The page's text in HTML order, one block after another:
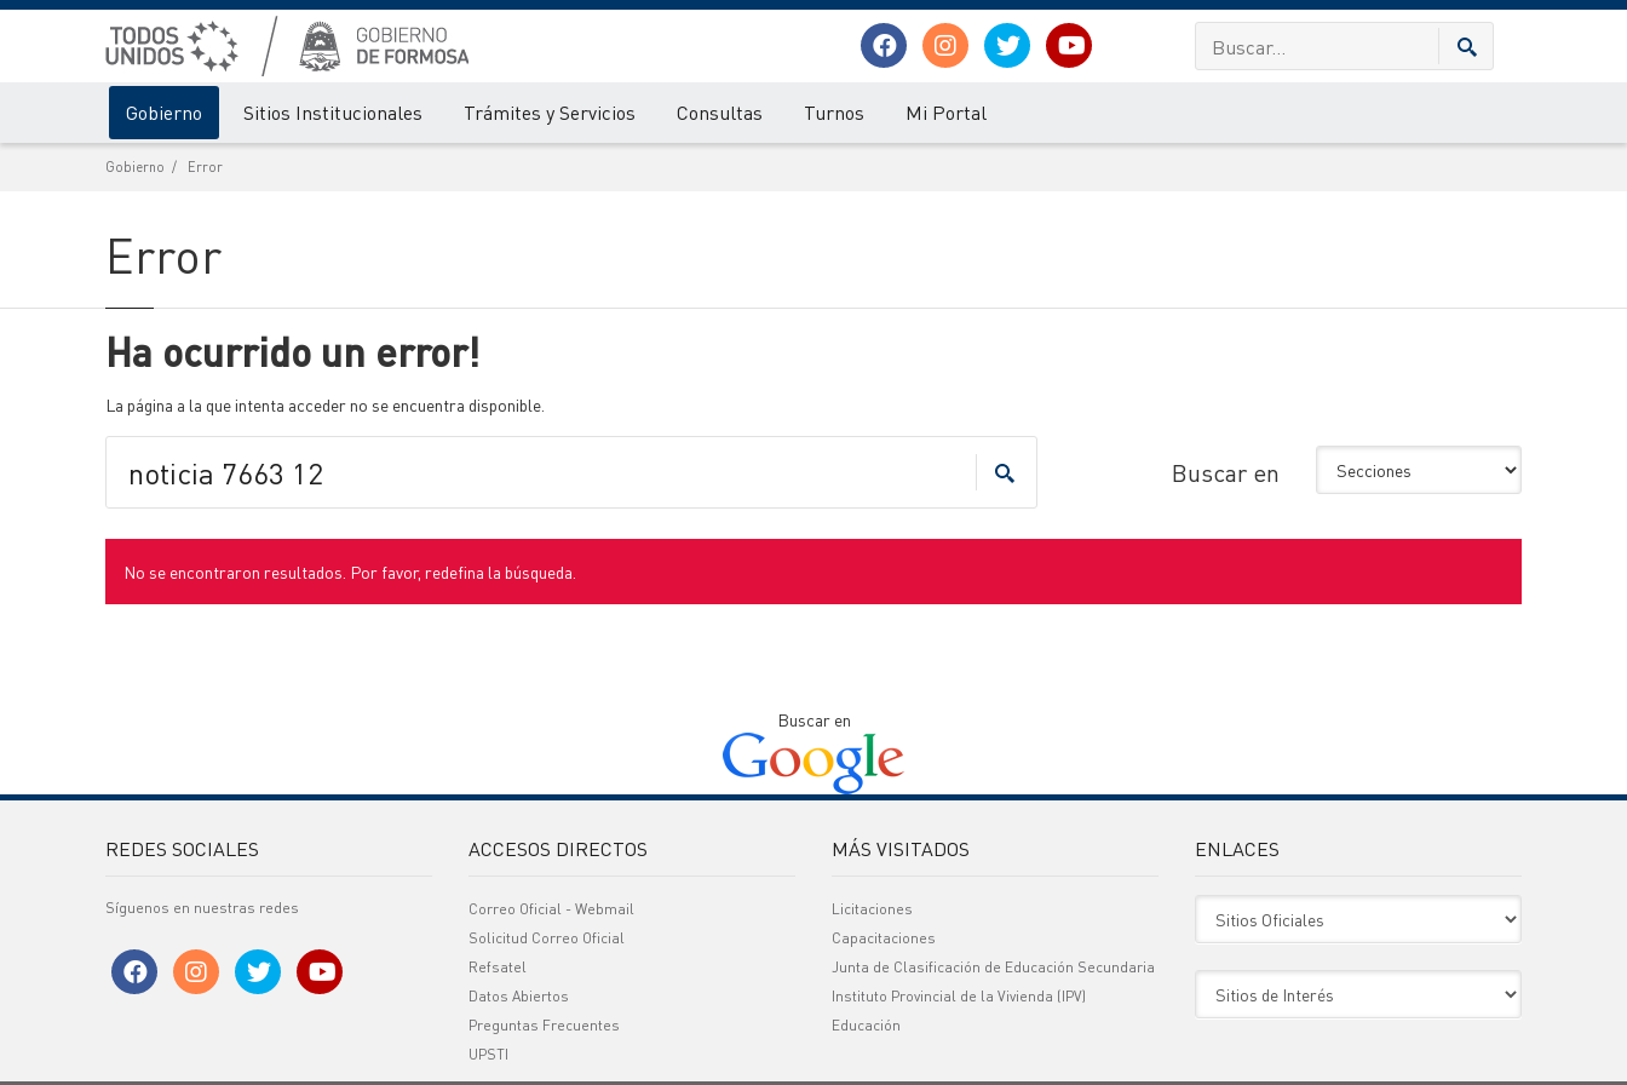
Gobierno Sitios Institucionales Trámites y Servicios Consultas Turnos Mi Portal
Gobierno Error
Error
Ha ocurrido un error!
La página a la que intenta acceder no se encuentra disponible.
Buscar en
No se encontraron resultados. Por favor, redefina la búsqueda.
Buscar en
REDES SOCIALES
Síguenos en nuestras redes
ACCESOS DIRECTOS
Correo Oficial - Webmail
Solicitud Correo Oficial
Refsatel
Datos Abiertos
Preguntas Frecuentes
UPSTI
MÁS VISITADOS
Licitaciones
Capacitaciones
Junta de Clasificación de Educación Secundaria
Instituto Provincial de la Vivienda (IPV)
Educación
ENLACES